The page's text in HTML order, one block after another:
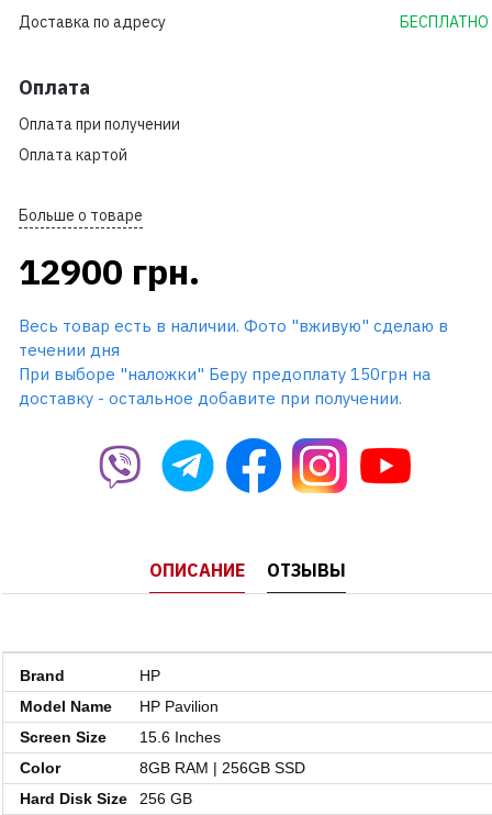
12900 грн.
Доставка по адресу
БЕСПЛАТНО
Оплата
Оплата при получении
Оплата картой
Больше о товаре
Весь товар есть в наличии. Фото "вживую" сделаю в
течении дня
При выборе "наложки" Беру предоплату 150грн на
доставку - остальное добавите при получении.
ОПИСАНИЕ ОТЗЫВЫ
Brand
HP
Model Name
HP Pavilion
Screen Size
15.6 Inches
Color
8GB RAM | 256GB SSD
Hard Disk Size
256 GB